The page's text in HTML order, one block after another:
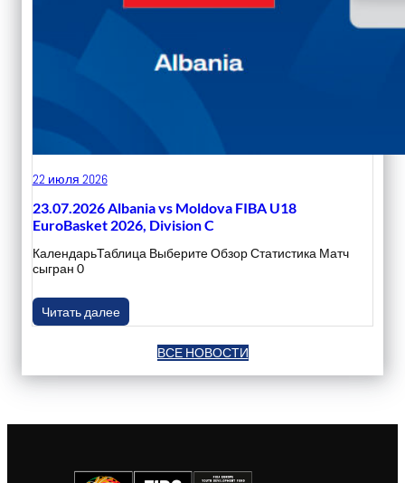
22 июля 2026
23.07.2026 Albania vs Moldova FIBA U18
EuroBasket 2026, Division C
КалендарьТаблица Выберите Обзор Статистика Матч
сыгран 0
Читать далее
ВСЕ НОВОСТИ